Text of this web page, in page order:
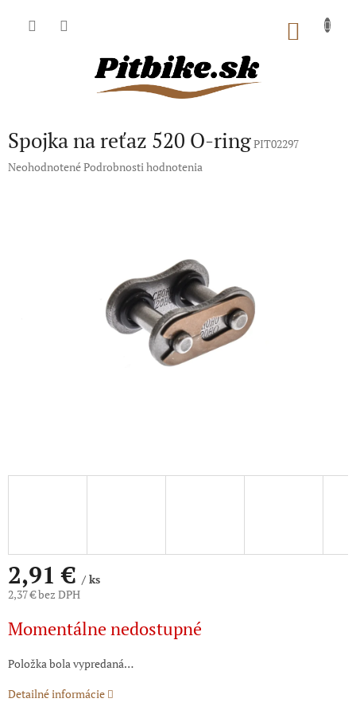
Spojka na reťaz 520 O-ringPIT02297
Priemerné
NeohodnotenéPodrobnosti hodnotenia
2,91 €/ ks
2,37 € bez DPH
cena:
Momentálne nedostupné
Položka bola vypredaná…
Detailné informácie